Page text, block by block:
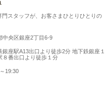
スタッフが、お客さまひとりひとりの
中央区銀座2丁目6-9
銀座駅A13出口より徒歩2分 地下鉄銀座１
８番出口より徒歩１分
19:30